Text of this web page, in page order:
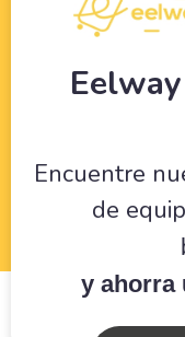
las cercanías de
permitirán
Encuentre
de
y ahorra